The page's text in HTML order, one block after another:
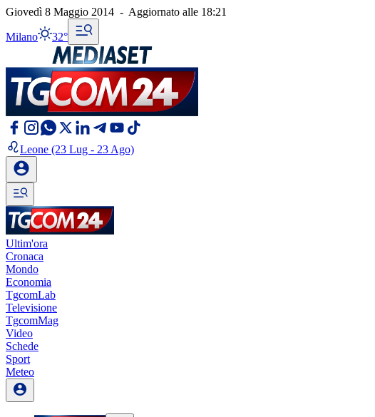
Giovedì 8 Maggio 2014 - Aggiornato alle 18:21
Milano 32°
Leone (23 Lug - 23 Ago)
Ultim'ora
Cronaca
Mondo
Economia
TgcomLab
Televisione
TgcomMag
Video
Schede
Sport
Meteo